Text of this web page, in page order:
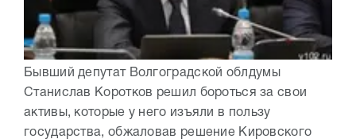
Бывший депутат Волгоградской облдумы
Станислав Коротков решил бороться за свои
активы, которые у него изъяли в пользу
государства, обжаловав решение Кировского